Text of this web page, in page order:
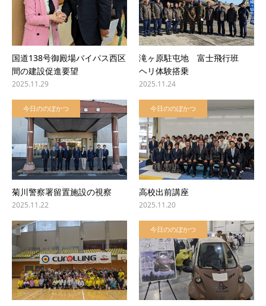
国道138号御殿場バイパス西区
間の建設促進要望
2025.11.29
滝ヶ原駐屯地 富士飛行班
ヘリ体験搭乗
2025.11.24
今日ののぼかつ
菊川警察署留置施設の視察
2025.11.22
今日ののぼかつ
高校出前講座
2025.11.20
今日ののぼかつ